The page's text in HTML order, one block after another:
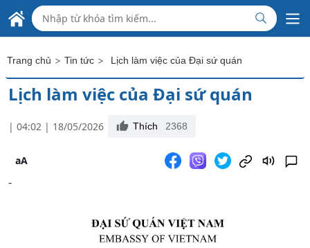
Skip to Main Content
ĐẠI SỨ QUÁN VIỆT NAM
TẠI CỘNG HÒA LIÊN BANG MYANMAR
Trang chủ > Tin tức > Lịch làm việc của Đại sứ quán
Lịch làm việc của Đại sứ quán
| 04:02 | 18/05/2026 Thích 2368
aA
-